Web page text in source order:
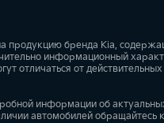
продукцию бренда Kia,
информационный
отличаться от
информации об
автомобилей обращайтесь